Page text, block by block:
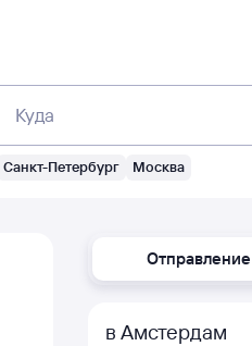
Куда
Санкт-Петербург Москва
Отправление
в Амстердам